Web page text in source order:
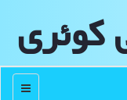
كوئری
منو